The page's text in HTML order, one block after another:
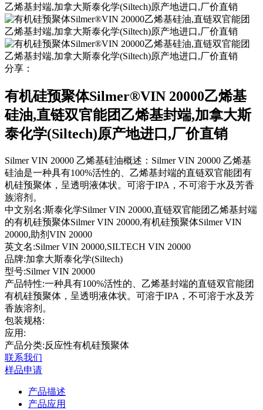
分享：
有机硅预聚体Silmer®VIN 20000乙烯基
硅油,直链双官能团乙烯基封端,加拿大斯
泰化学(Siltech)原产地进口,厂价直销
Silmer VIN 20000 乙烯基硅油概述：Silmer VIN 20000 乙烯基
硅油是一种具有100%活性的、乙烯基封端的直链双官能团有
机硅预聚体，呈透明液体状。可溶于IPA，不可溶于水及芳香
族溶剂。
中文别名:斯泰化学Silmer VIN 20000,直链双官能团乙烯基封端
的有机硅预聚体Silmer VIN 20000,有机硅预聚体Silmer VIN
20000,助剂VIN 20000
英文名:Silmer VIN 20000,SILTECH VIN 20000
品牌:加拿大斯泰化学(Siltech)
型号:Silmer VIN 20000
产品特性:一种具有100%活性的、乙烯基封端的直链双官能团
有机硅预聚体，呈透明液体状。可溶于IPA，不可溶于水及芳
香族溶剂。
包装规格:
应用:
产品分类:反应性有机硅预聚体
联系我们
样品申请
产品描述
产品应用